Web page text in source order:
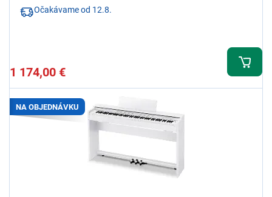
Očakávame od 12.8.
1 174,00 €
NA OBJEDNÁVKU